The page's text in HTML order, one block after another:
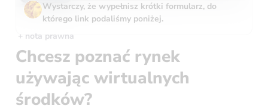
Wystarczy, że wypełnisz krótki formularz, do
którego link podaliśmy poniżej.
+ nota prawna
Chcesz poznać rynek
używając wirtualnych
środków?